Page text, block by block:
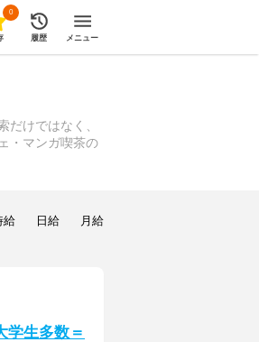
0
履歴 メニュー
けではなく、
・マンガ喫茶の
給 日給 月給
学生多数＝